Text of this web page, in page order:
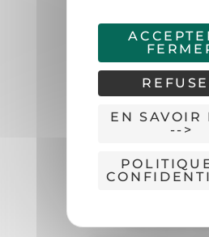
Liens
Opus
EN SAVOIR
-->